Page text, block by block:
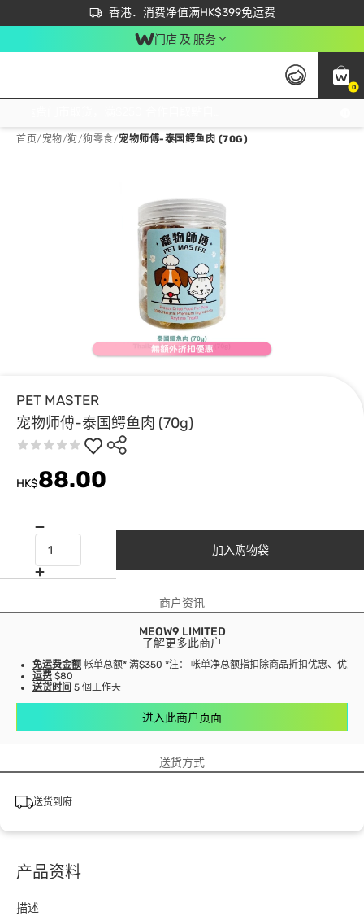
香港．消费净值满HK$399免运费
立即成为易赏钱会员尽享独家优惠
首次APP下单买满$450 输入 NEWAPP 即减$50
门店 及 服务
0
首页/ 宠物/狗/狗零食/宠物师傅-泰国鳄鱼肉 (70G)
PET MASTER
宠物师傅-泰国鳄鱼肉 (70g)
HK$88.00
加入购物袋
商户资讯
MEOW9 LIMITED
了解更多此商户
免运费金额 帐单总额* 满$350 *注： 帐单净总额指扣除商品折扣优惠、优惠
运费 $80
送货时间 5 個工作天
进入此商户页面
送货方式
送货到府
产品资料
描述